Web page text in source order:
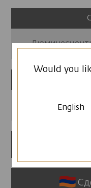
Браслет из
24
Would you
English